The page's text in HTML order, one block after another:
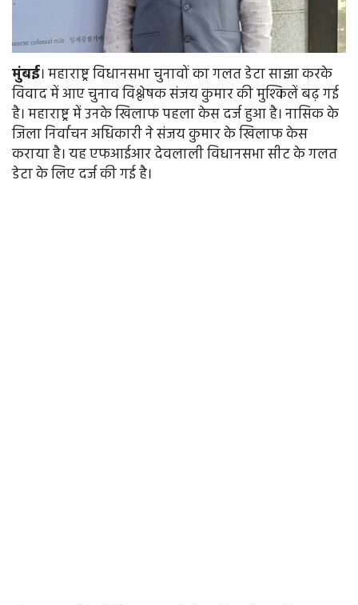
मुंबई। महाराष्ट्र विधानसभा चुनावों का गलत डेटा साझा करके
विवाद में आए चुनाव विश्लेषक संजय कुमार की मुश्किलें बढ़ गई
है। महाराष्ट्र में उनके खिलाफ पहला केस दर्ज हुआ है। नासिक के
जिला निर्वाचन अधिकारी ने संजय कुमार के खिलाफ केस
कराया है। यह एफआईआर देवलाली विधानसभा सीट के गलत
डेटा के लिए दर्ज की गई है।